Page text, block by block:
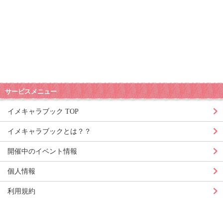
サービスメニュー
イメキャラブック TOP
イメキャラブックとは？？
開催中のイベント情報
個人情報
利用規約